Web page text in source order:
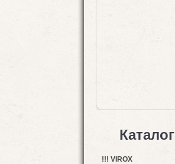
Каталог
!!! VIROX